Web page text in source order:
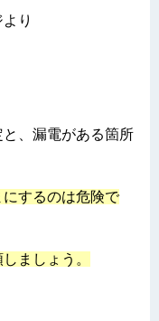
り
、漏電がある箇所
するのは危険で
ましょう。